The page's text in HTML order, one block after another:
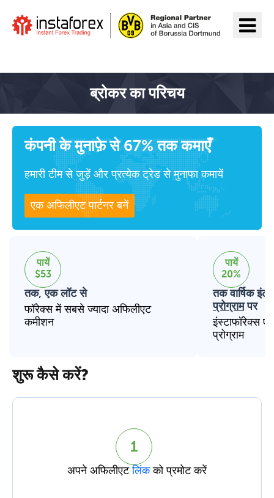
ब्रोकर का परिचय
कंपनी के मुनाफ़े से 67% तक कमाएँ
हमारी टीम से जुड़ें और प्रत्येक ट्रेड से मुनाफा कमायें
एक अफिलीएट पार्टनर बनें
पायें
$53
तक, एक लॉट से
फॉरेक्स में सबसे ज्यादा अफिलीएट
कमीशन
पायें
20%
तक वार्षिक
प्रोग्रामपर
इंस्टाफॉरेक्स
प्रोग्राम
शुरू कैसे करें?
1
अपने अफिलीएटलिंकको प्रमोट करें